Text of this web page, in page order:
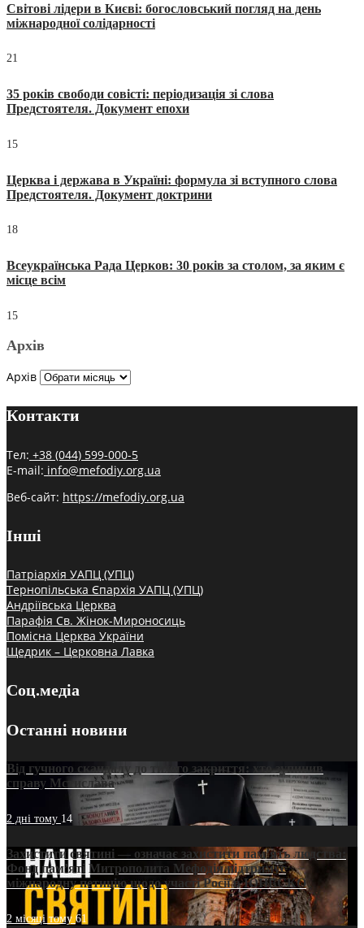
Світові лідери в Києві: богословський погляд на день
міжнародної солідарності
21
35 років свободи совісті: періодизація зі слова
Предстоятеля. Документ епохи
15
Церква і держава в Україні: формула зі вступного слова
Предстоятеля. Документ доктрини
18
Всеукраїнська Рада Церков: 30 років за столом, за яким є
місце всім
15
Архів
Архів
Контакти
Тел: +38 (044) 599-000-5
E-mail: info@mefodiy.org.ua
Веб-сайт: https://mefodiy.org.ua
Інші
Патріархія УАПЦ (УПЦ)
Тернопільська Єпархія УАПЦ (УПЦ)
Андріївська Церква
Парафія Св. Жінок-Мироносиць
Помісна Церква України
Щедрик – Церковна Лавка
Соц.медіа
Останні новини
Від гучного скандалу до тихого закриття: хто зупинив
справу Мстислава
2 дні тому 14
Захистити святині — означає захистити пам’ять людства:
Фонд пам’яті Митрополита Мефодія підтримує
міжнародну петицію щодо участі Росії в ЮНЕСКО
2 місяці тому61